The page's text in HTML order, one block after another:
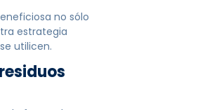
no sólo
estrategia
utilicen.